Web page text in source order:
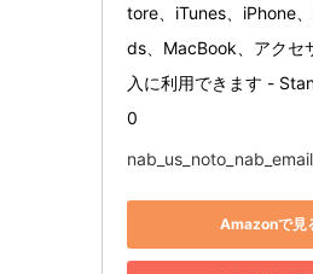
tore、iTunes、iPhone
ds、MacBook、アクセ
入に利用できます -
0
Amazonで見